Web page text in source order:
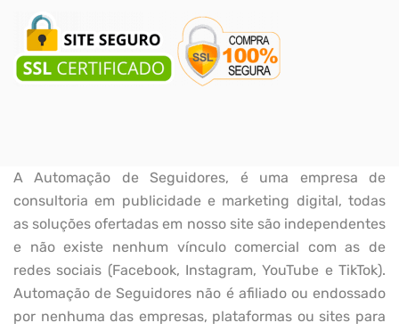
A Automação de Seguidores, é uma empresa de
consultoria em publicidade e marketing digital, todas
as soluções ofertadas em nosso site são independentes
e não existe nenhum vínculo comercial com as de
redes sociais (Facebook, Instagram, YouTube e TikTok).
Automação de Seguidores não é afiliado ou endossado
por nenhuma das empresas, plataformas ou sites para